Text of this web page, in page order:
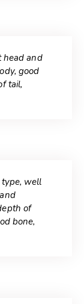
head and
good
tail,
type, well
of
bone,